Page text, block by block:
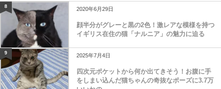
8 2020年6月29日
顔半分がグレーと黒の2色！激レアな模様を持つ
イギリス在住の猫「ナルニア」の魅力に迫る
9 2025年7月4日
四次元ポケットから何か出てきそう！お腹に手
をしまい込んだ猫ちゃんの奇抜なポーズに3.7万